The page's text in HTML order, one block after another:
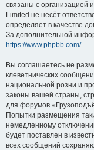
связаны с организацией
Limited не несёт
определяет в качестве
За дополнительной
https://www.phpbb.com/.
Вы соглашаетесь не
клеветнических
национальной розни и
законы вашей страны,
для форумов
Попытки размещения
немедленному
будет поставлен в
всех сообщений